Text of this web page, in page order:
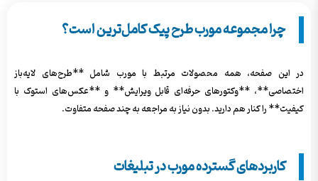
چرا مجموعه مورب طرح پیک کامل‌ترین است؟
در این صفحه، همه محصولات مرتبط با مورب شامل **طرح‌های لایه‌باز
اختصاصی**، **وکتورهای حرفه‌ای قابل ویرایش** و **عکس‌های استوک با
کیفیت** را کنار هم دارید. بدون نیاز به مراجعه به چند صفحه متفاوت.
کاربردهای گسترده مورب در تبلیغات